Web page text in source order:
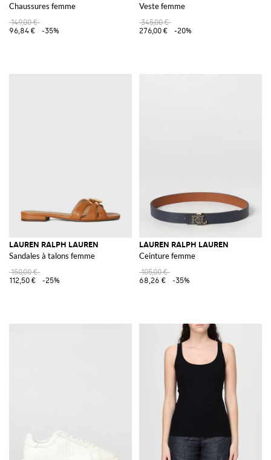
Chaussures femme
149,00 €
96,84 €
-35%
Veste femme
345,00 €
276,00 €
-20%
LAUREN RALPH LAUREN
Sandales à talons femme
150,00 €
112,50 €
-25%
LAUREN RALPH LAUREN
Ceinture femme
105,00 €
68,26 €
-35%